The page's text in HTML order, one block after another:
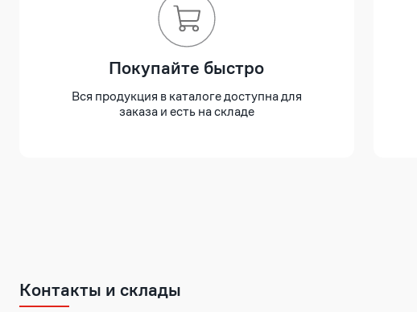
Покупайте быстро
Вся продукция в каталоге доступна для
заказа и есть на складе
Контакты и склады